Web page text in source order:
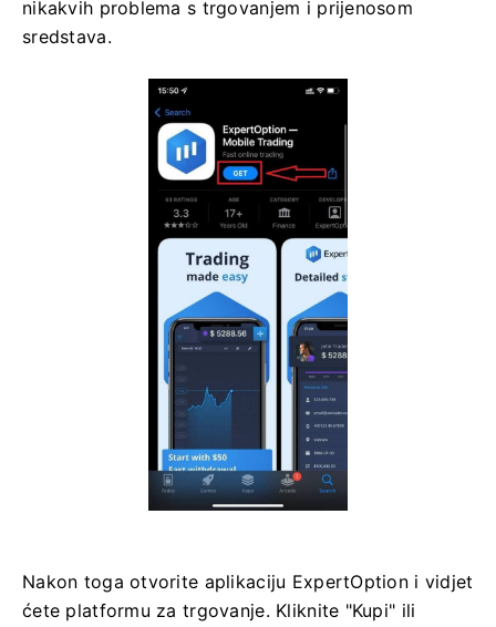
nikakvih problema s trgovanjem i prijenosom
sredstava.
Nakon toga otvorite aplikaciju ExpertOption i vidjet
ćete platformu za trgovanje. Kliknite "Kupi" ili